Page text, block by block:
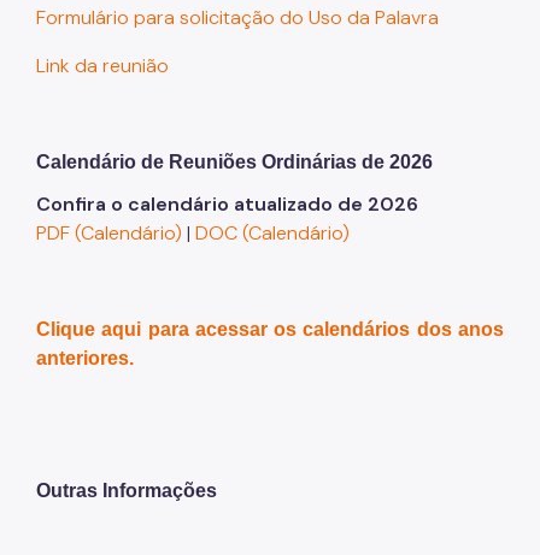
Formulário para solicitação do Uso da Palavra
Link da reunião
Calendário de Reuniões Ordinárias de 2026
Confira o calendário atualizado de 2026
PDF (Calendário) | DOC (Calendário)
Clique aqui para acessar os calendários dos anos
anteriores.
Outras Informações